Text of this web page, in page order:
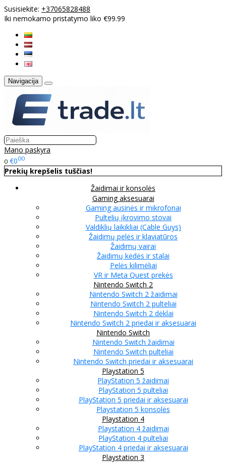
Susisiekite: +37065828488
Iki nemokamo pristatymo liko €99.99
Navigacija
Mano paskyra
0 €000
Prekių krepšelis tuščias!
Žaidimai ir konsolės
Gaming aksesuarai
Gaming ausinės ir mikrofonai
Pultelių įkrovimo stovai
Valdiklių laikikliai (Cable Guys)
Žaidimų pelės ir klaviatūros
Žaidimų vairai
Žaidimų kėdės ir stalai
Pelės kilimėliai
VR ir Meta Quest prekės
Nintendo Switch 2
Nintendo Switch 2 žaidimai
Nintendo Switch 2 pulteliai
Nintendo Switch 2 dėklai
Nintendo Switch 2 priedai ir aksesuarai
Nintendo Switch
Nintendo Switch žaidimai
Nintendo Switch pulteliai
Nintendo Switch priedai ir aksesuarai
Playstation 5
PlayStation 5 žaidimai
PlayStation 5 pulteliai
PlayStation 5 priedai ir aksesuarai
Playstation 5 konsolės
Playstation 4
Playstation 4 žaidimai
PlayStation 4 pulteliai
PlayStation 4 priedai ir aksesuarai
Playstation 3